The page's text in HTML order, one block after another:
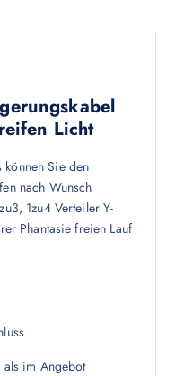
Licht
Sie den
nach Wunsch
1zu4 Verteiler Y-
Phantasie freien Lauf
als im Angebot